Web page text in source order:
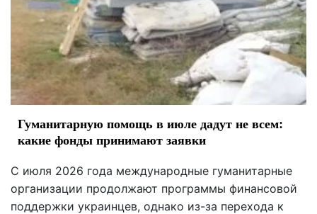
Гуманитарную помощь в июле дадут не всем:
какие фонды принимают заявки
С июля 2026 года международные гуманитарные
организации продолжают программы финансовой
поддержки украинцев, однако из-за перехода к